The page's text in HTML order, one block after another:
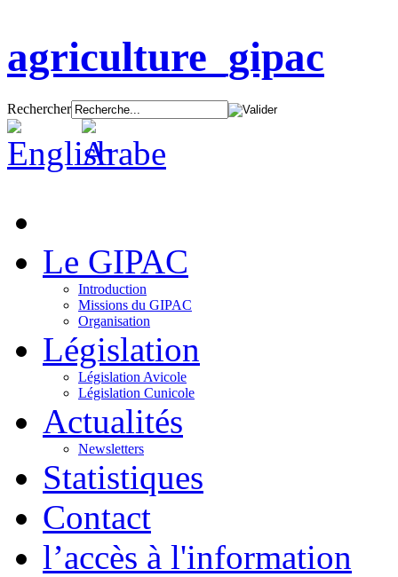
agriculture_gipac
Rechercher
Le GIPAC
Introduction
Missions du GIPAC
Organisation
Législation
Législation Avicole
Législation Cunicole
Actualités
Newsletters
Statistiques
Contact
l’accès à l'information